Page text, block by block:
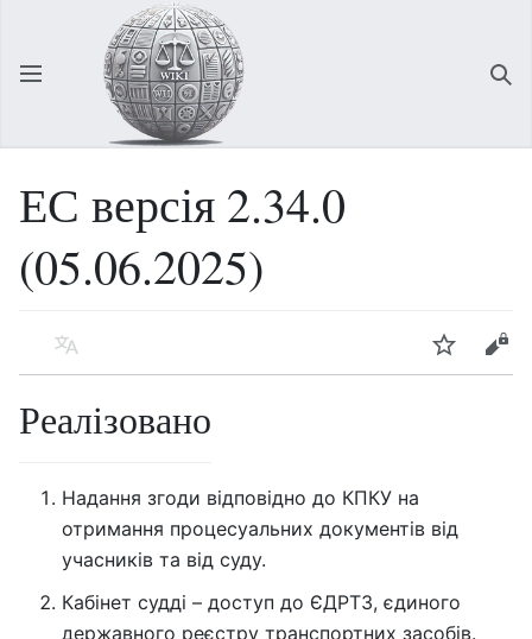
Відкрити головне меню
ЕС версія 2.34.0
(05.06.2025)
Мова Спостерігати Редагувати
Реалізовано
Надання згоди відповідно до КПКУ на
отримання процесуальних документів від
учасників та від суду.
Кабінет судді – доступ до ЄДРТЗ, єдиного
державного реєстру транспортних засобів.